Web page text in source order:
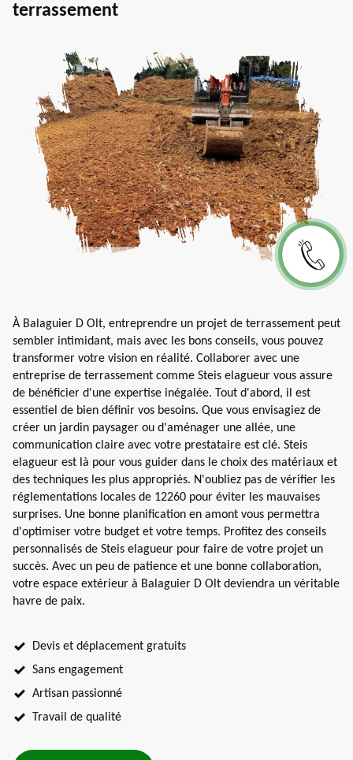
terrassement
À Balaguier D Olt, entreprendre un projet de terrassement peut
sembler intimidant, mais avec les bons conseils, vous pouvez
transformer votre vision en réalité. Collaborer avec une
entreprise de terrassement comme Steis elagueur vous assure
de bénéficier d'une expertise inégalée. Tout d'abord, il est
essentiel de bien définir vos besoins. Que vous envisagiez de
créer un jardin paysager ou d'aménager une allée, une
communication claire avec votre prestataire est clé. Steis
elagueur est là pour vous guider dans le choix des matériaux et
des techniques les plus appropriés. N'oubliez pas de vérifier les
réglementations locales de 12260 pour éviter les mauvaises
surprises. Une bonne planification en amont vous permettra
d'optimiser votre budget et votre temps. Profitez des conseils
personnalisés de Steis elagueur pour faire de votre projet un
succès. Avec un peu de patience et une bonne collaboration,
votre espace extérieur à Balaguier D Olt deviendra un véritable
havre de paix.
Devis et déplacement gratuits
Sans engagement
Artisan passionné
Travail de qualité